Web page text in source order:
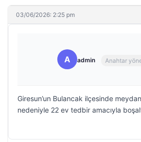
03/06/2026: 2:25 pm
A admin Anahtar
Giresun’un Bulancak ilçesinde
nedeniyle 22 ev tedbir amacıyla